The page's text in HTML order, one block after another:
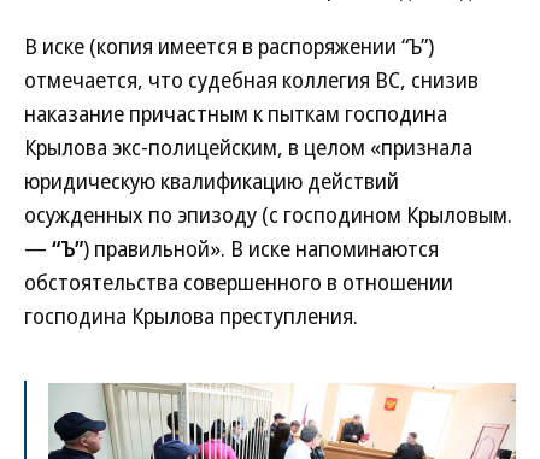
В иске (копия имеется в распоряжении “Ъ”)
отмечается, что судебная коллегия ВС, снизив
наказание причастным к пыткам господина
Крылова экс-полицейским, в целом «признала
юридическую квалификацию действий
осужденных по эпизоду (с господином Крыловым.
— “Ъ”) правильной». В иске напоминаются
обстоятельства совершенного в отношении
господина Крылова преступления.